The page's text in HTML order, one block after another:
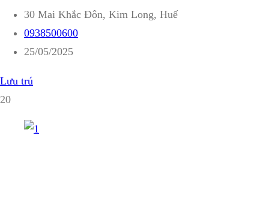
30 Mai Khắc Đôn, Kim Long, Huế
0938500600
25/05/2025
Lưu trú
20